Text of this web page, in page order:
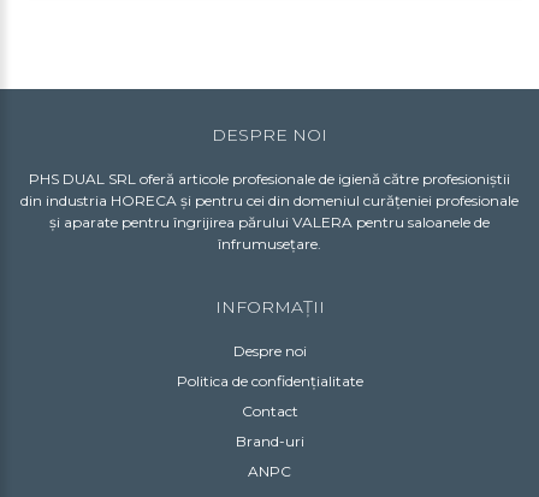
DESPRE NOI
PHS DUAL SRL oferă articole profesionale de igienă către profesioniștii
din industria HORECA și pentru cei din domeniul curățeniei profesionale
și aparate pentru îngrijirea părului VALERA pentru saloanele de
înfrumusețare.
INFORMAȚII
Despre noi
Politica de confidențialitate
Contact
Brand-uri
ANPC